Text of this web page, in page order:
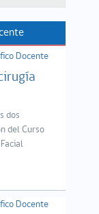
Docente
dos
del Curso
Docente